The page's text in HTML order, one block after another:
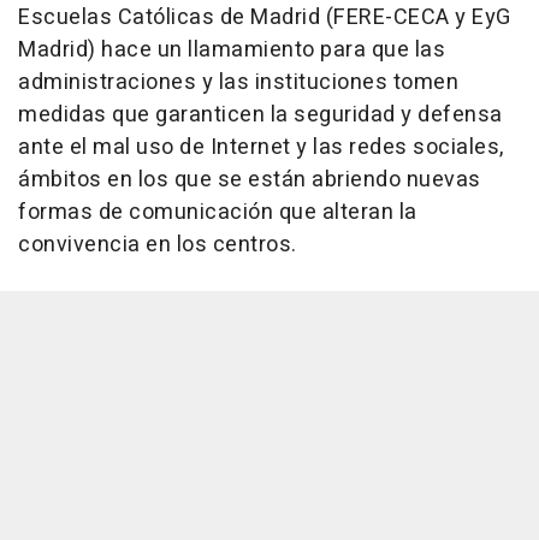
Escuelas Católicas de Madrid (FERE-CECA y EyG
Madrid) hace un llamamiento para que las
administraciones y las instituciones tomen
medidas que garanticen la seguridad y defensa
ante el mal uso de Internet y las redes sociales,
ámbitos en los que se están abriendo nuevas
formas de comunicación que alteran la
convivencia en los centros.